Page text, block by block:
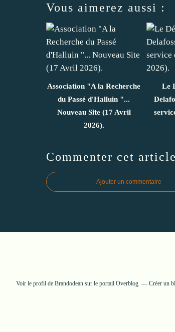
Vous aimerez aussi :
Association "A la Recherche
du Passé d'Halluin "...
Nouveau Site (17 Avril
2026).
Le
Commenter cet article
Ajouter un commentaire
Voir le profil de Brandodean sur le portail Overblog Créer un